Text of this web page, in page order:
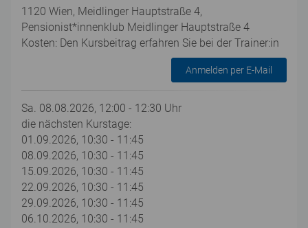
1120 Wien, Meidlinger Hauptstraße 4,
Pensionist*innenklub Meidlinger Hauptstraße 4
Kosten: Den Kursbeitrag erfahren Sie bei der Trainer:in
Anmelden per E-Mail
Sa. 08.08.2026, 12:00 - 12:30 Uhr
die nächsten Kurstage:
01.09.2026, 10:30 - 11:45
08.09.2026, 10:30 - 11:45
15.09.2026, 10:30 - 11:45
22.09.2026, 10:30 - 11:45
29.09.2026, 10:30 - 11:45
06.10.2026, 10:30 - 11:45